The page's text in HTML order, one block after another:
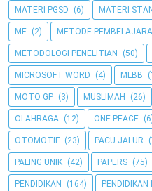
MATERI PGSD (6) MATERI
ME (2) METODE
METODOLOGI PENELITIAN (50)
MICROSOFT WORD (4) MLBB
MOTO GP (3) MUSLIMAH (26)
OLAHRAGA (12) ONE PEACE
OTOMOTIF (23) PACU JALUR
PALING UNIK (42) PAPERS (75)
PENDIDIKAN (164) PENDIDIKAN